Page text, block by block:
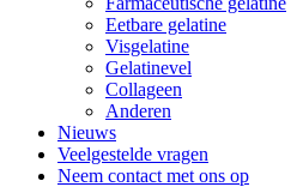
Eetbare gelatine
Visgelatine
Gelatinevel
Collageen
Anderen
Nieuws
Veelgestelde vragen
Neem contact met ons op